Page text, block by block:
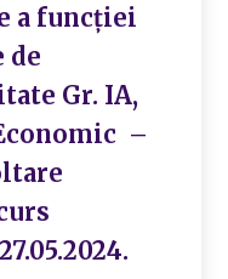
a funcției
de
Gr. IA,
–